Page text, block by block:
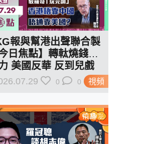
視頻
報與幫港出聲聯合製
日焦點】轉軚燒錢遏
美國反華 反到兒戲
「玩完論」 香港唔靠
0 0